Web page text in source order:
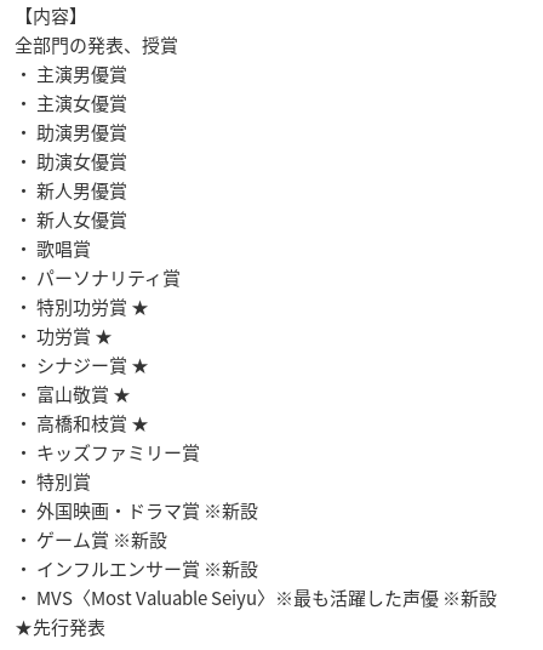
【内容】
全部門の発表、授賞
・ 主演男優賞
・ 主演女優賞
・ 助演男優賞
・ 助演女優賞
・ 新人男優賞
・ 新人女優賞
・ 歌唱賞
・ パーソナリティ賞
・ 特別功労賞 ★
・ 功労賞 ★
・ シナジー賞 ★
・ 富山敬賞 ★
・ 高橋和枝賞 ★
・ キッズファミリー賞
・ 特別賞
・ 外国映画・ドラマ賞 ※新設
・ ゲーム賞 ※新設
・ インフルエンサー賞 ※新設
・ MVS〈Most Valuable Seiyu〉※最も活躍した声優 ※新設
★先行発表